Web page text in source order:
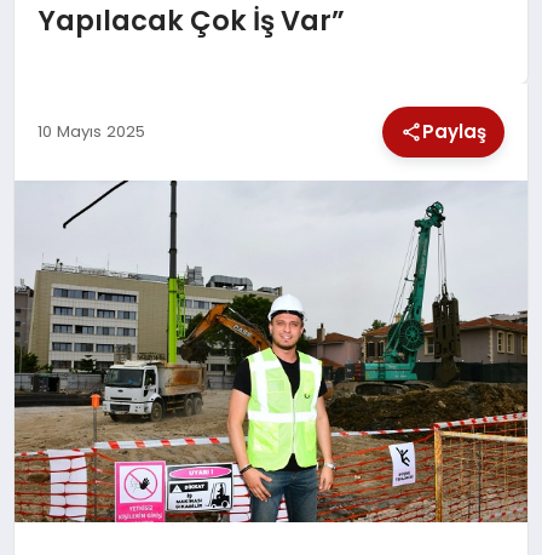
TEKNOLOJI
Yapılacak Çok İş Var”
10 Mayıs 2025 Paylaş